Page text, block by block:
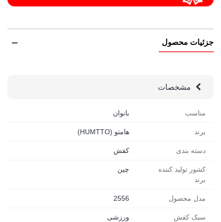
جزئیات محصول
مشخصات
مناسب بانوان
برند هامتو (HUMTTO)
دسته بندی کفش
کشور تولید کننده
برند
چین
مدل محصول 2556
سبک کفش
ورزشی